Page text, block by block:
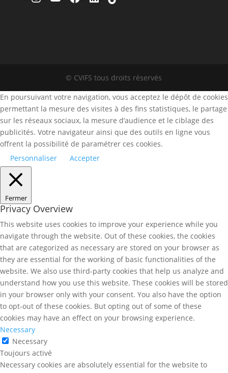
© CVIFS tous droits réservés
En poursuivant votre navigation, vous acceptez le dépôt de cookies
permettant la mesure des visites à des fins statistiques, le partage
sur les réseaux sociaux, la mesure d’audience et le ciblage des
publicités. Votre navigateur ainsi que des outils en ligne vous
offrent la possibilité de paramétrer ces cookies.
Personnaliser
Accepter
Fermer
Privacy Overview
This website uses cookies to improve your experience while you
navigate through the website. Out of these cookies, the cookies
that are categorized as necessary are stored on your browser as
they are essential for the working of basic functionalities of the
website. We also use third-party cookies that help us analyze and
understand how you use this website. These cookies will be stored
in your browser only with your consent. You also have the option
to opt-out of these cookies. But opting out of some of these
cookies may have an effect on your browsing experience.
Necessary
Necessary
Toujours activé
Necessary cookies are absolutely essential for the website to